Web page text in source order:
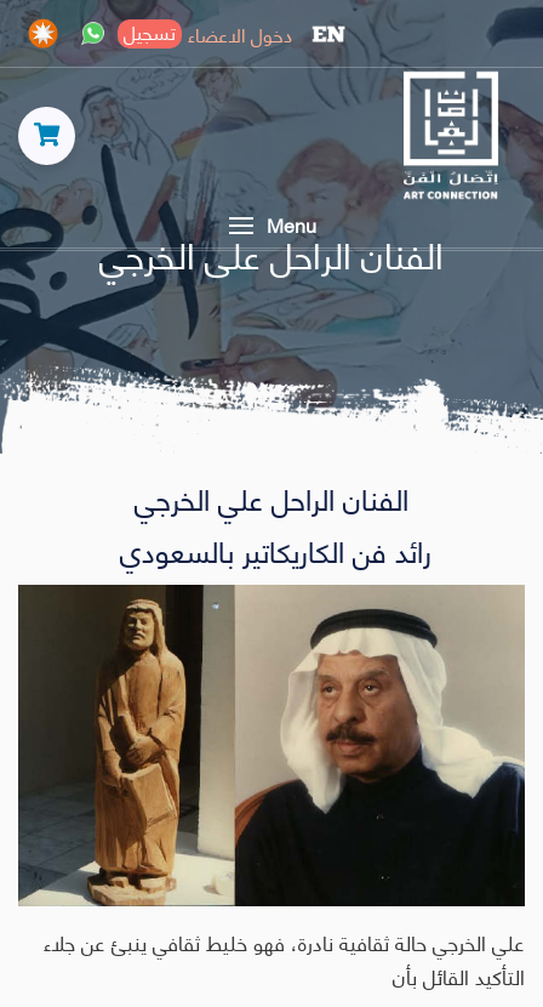
تسجيل دخول الاعضاء
Menu
الفنان الراحل على الخرجي
الفنان الراحل علي الخرجي
رائد فن الكاريكاتير بالسعودي
علي الخرجي حالة ثقافية نادرة، فهو خليط ثقافي ينبئ عن جلاء
التأكيد القائل بأن